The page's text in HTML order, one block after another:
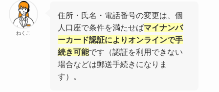
ねくこ
住所・氏名・電話番号の変更は、個
人口座で条件を満たせばマイナンバ
ーカード認証によりオンラインで手
続き可能です（認証を利用できない
場合などは郵送手続きになりま
す）。